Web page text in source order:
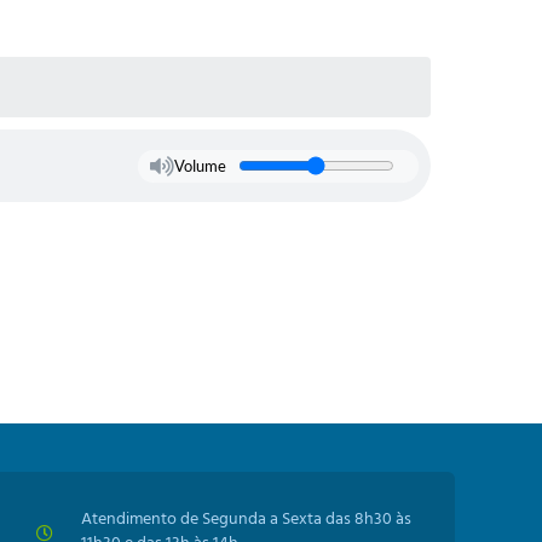
Volume
Atendimento de Segunda a Sexta das 8h30 às